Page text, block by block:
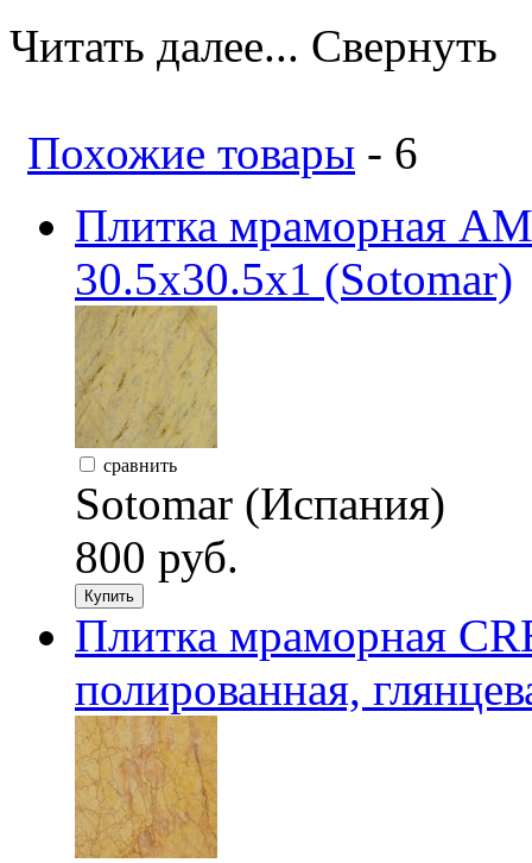
Читать далее... Свернуть
Похожие товары - 6
Плитка мраморная
30.5x30.5x1 (Sotomar)
сравнить
Sotomar (Испания)
800 руб.
Купить
Плитка мраморная
полированная,